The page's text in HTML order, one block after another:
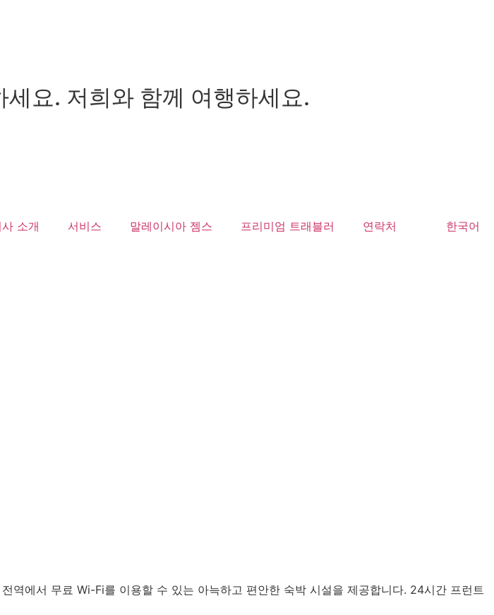
요. 저희와 함께 여행하세요.
사 소개 서비스 말레이시아 젬스 프리미엄 트래블러 연락처 한국어
역에서 무료 Wi-Fi를 이용할 수 있는 아늑하고 편안한 숙박 시설을 제공합니다. 24시간 프런트